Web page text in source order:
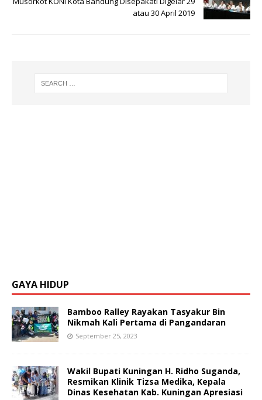
atau 30 April 2019
GAYA HIDUP
Bamboo Ralley Rayakan Tasyakur Bin
Nikmah Kali Pertama di Pangandaran
September 25, 2023
Wakil Bupati Kuningan H. Ridho Suganda,
Resmikan Klinik Tizsa Medika, Kepala
Dinas Kesehatan Kab. Kuningan Apresiasi